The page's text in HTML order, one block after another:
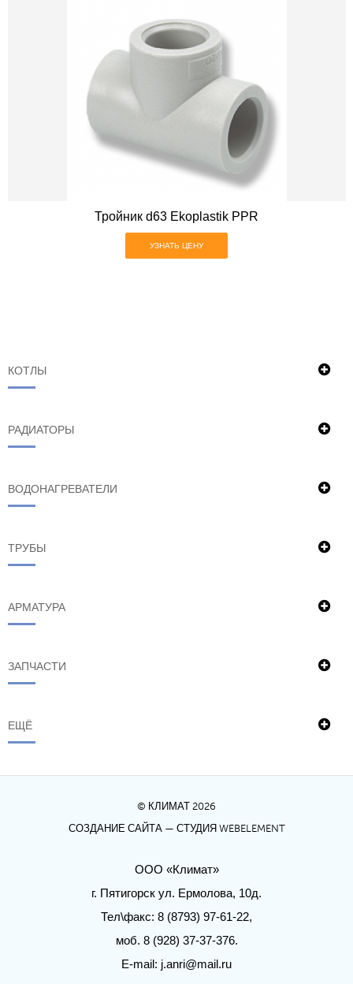
Тройник d63 Ekoplastik PPR
УЗНАТЬ ЦЕНУ
КОТЛЫ
РАДИАТОРЫ
ВОДОНАГРЕВАТЕЛИ
ТРУБЫ
АРМАТУРА
ЗАПЧАСТИ
ЕЩЁ
© КЛИМАТ 2026
СОЗДАНИЕ САЙТА— СТУДИЯ WEBELEMENT
ООО «Климат»
г. Пятигорск ул. Ермолова, 10д.
Тел\факс: 8 (8793) 97-61-22,
моб. 8 (928) 37-37-376.
E-mail: j.anri@mail.ru